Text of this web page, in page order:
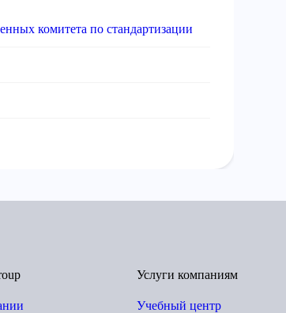
комитета по стандартизации
Услуги компаниям
Учебный центр